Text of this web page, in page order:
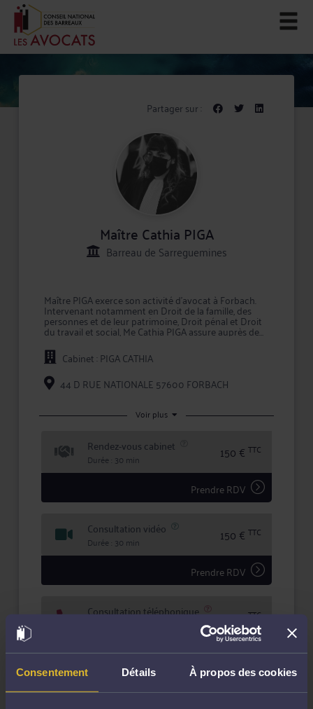
Consentement Détails À propos des cookies
Partager sur :
Maître Cathia PIGA
Barreau de Sarreguemines
Maître PIGA exerce son activité d'avocat à Forbach.
Intervenant notamment en Droit de la famille, des
personnes et de leur patrimoine, Droit pénal et Droit
du travail et social, Me Cathia PIGA assure auprès de
ses clients un rôle de conseil et de représentation en
justice.
Le champ d'exercice de Maître PIGA s'étend des
prestations de conseil, comme les consultations
juridiques, aux mandats de représentation lors d'une
démarches et formalités afférentes à chaque dossier.
En confiant un dossier à Maître PIGA, vous bénéficiez
d'une confidentialité totale dans le traitement de
votre dossier et des garanties qu'offre la profession
d'avocat en matière d'expertise et de sécurité.
Cabinet : PIGA CATHIA
44 D RUE NATIONALE 57600 FORBACH
Voir plus
Rendez-vous cabinet
Durée : 30 min 150 € TTC
Prendre RDV
Consultation vidéo
Durée : 30 min 150 € TTC
Prendre RDV
Consultation téléphonique 150 €TTC
Demander un rappel
Question simple 75 €